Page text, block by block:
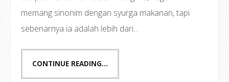
memang sinonim dengan syurga makanan, tapi
sebenarnya ia adalah lebih dari...
CONTINUE READING...